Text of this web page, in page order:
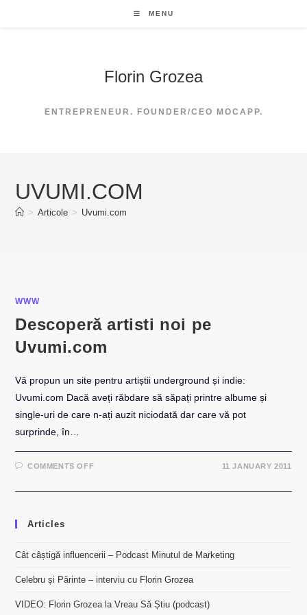
MENU
Florin Grozea
ENTREPRENEUR. FOUNDER/CEO MOCAPP.
UVUMI.COM
> Articole > Uvumi.com
WWW
Descoperă artisti noi pe
Uvumi.com
Vă propun un site pentru artiștii underground și indie:
Uvumi.com Dacă aveți răbdare să săpați printre albume și
single-uri de care n-ați auzit niciodată dar care vă pot
surprinde, în…
COMMENTS OFFON
NOI
11 JANUARY 2011
Articles
Cât câștigă influencerii – Podcast Minutul de Marketing
Celebru și Părinte – interviu cu Florin Grozea
VIDEO: Florin Grozea la Vreau Să Știu (podcast)